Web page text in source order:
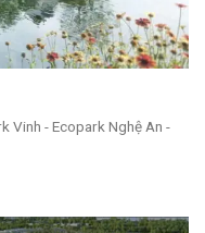
Vinh - Ecopark Nghệ An -